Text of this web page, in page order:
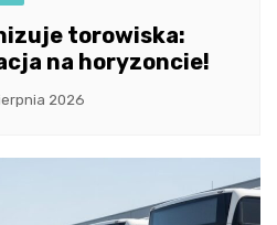
torowiska:
na horyzoncie!
2026